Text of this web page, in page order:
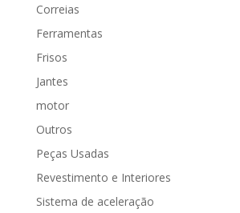
Correias
Ferramentas
Frisos
Jantes
motor
Outros
Peças Usadas
Revestimento e Interiores
Sistema de aceleração